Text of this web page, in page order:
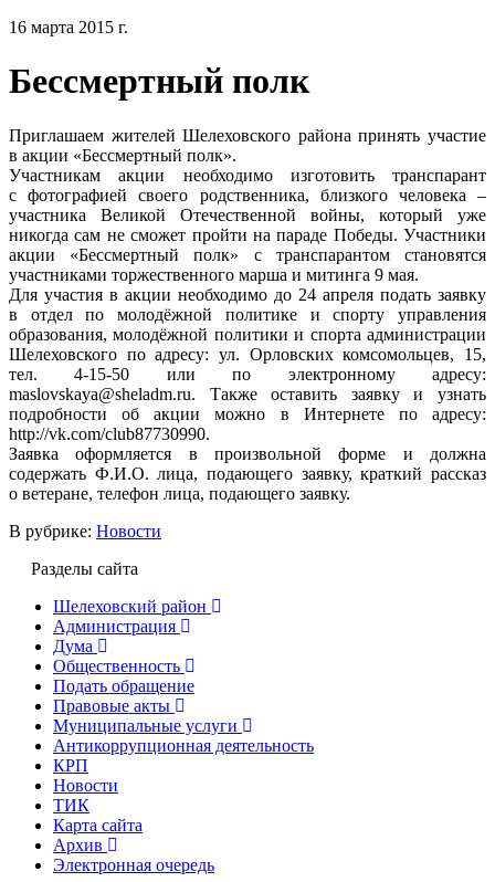
16 марта 2015 г.
Бессмертный полк
Приглашаем жителей Шелеховского района принять участие
в акции «Бессмертный полк».
Участникам акции необходимо изготовить транспарант
с фотографией своего родственника, близкого человека –
участника Великой Отечественной войны, который уже
никогда сам не сможет пройти на параде Победы. Участники
акции «Бессмертный полк» с транспарантом становятся
участниками торжественного марша и митинга 9 мая.
Для участия в акции необходимо до 24 апреля подать заявку
в отдел по молодёжной политике и спорту управления
образования, молодёжной политики и спорта администрации
Шелеховского по адресу: ул. Орловских комсомольцев, 15,
тел. 4-15-50 или по электронному адресу:
maslovskaya@sheladm.ru. Также оставить заявку и узнать
подробности об акции можно в Интернете по адресу:
http://vk.com/club87730990.
Заявка оформляется в произвольной форме и должна
содержать Ф.И.О. лица, подающего заявку, краткий рассказ
о ветеране, телефон лица, подающего заявку.
В рубрике: Новости
Разделы сайта
Шелеховский район
Администрация
Дума
Общественность
Подать обращение
Правовые акты
Муниципальные услуги
Антикоррупционная деятельность
КРП
Новости
ТИК
Карта сайта
Архив
Электронная очередь